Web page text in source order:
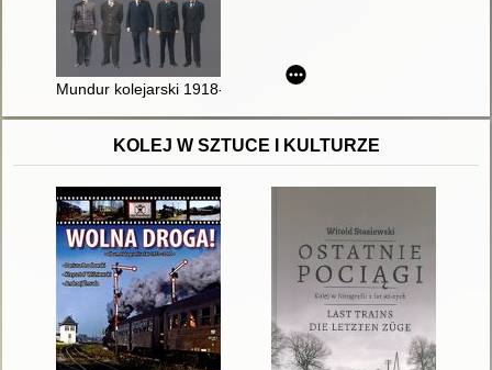
Mundur kolejarski 1918-2000
KOLEJ W SZTUCE I KULTURZE